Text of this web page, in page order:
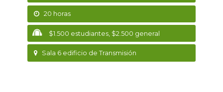
20 horas
$1.500 estudiantes, $2.500 general
Sala 6 edificio de Transmisión